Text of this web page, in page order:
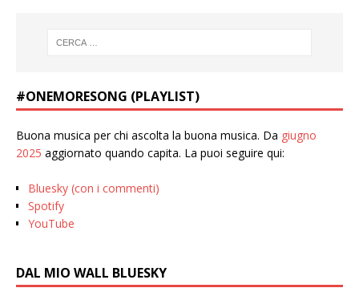
#ONEMORESONG (PLAYLIST)
Buona musica per chi ascolta la buona musica. Da giugno
2025 aggiornato quando capita. La puoi seguire qui:
Bluesky (con i commenti)
Spotify
YouTube
DAL MIO WALL BLUESKY